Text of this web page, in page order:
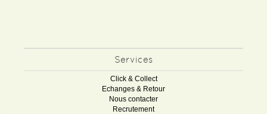
Services
Click & Collect
Echanges & Retour
Nous contacter
Recrutement